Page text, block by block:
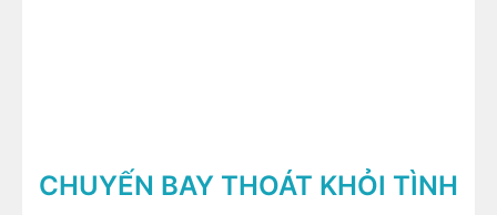
CHUYẾN BAY THOÁT KHỎI TÌNH